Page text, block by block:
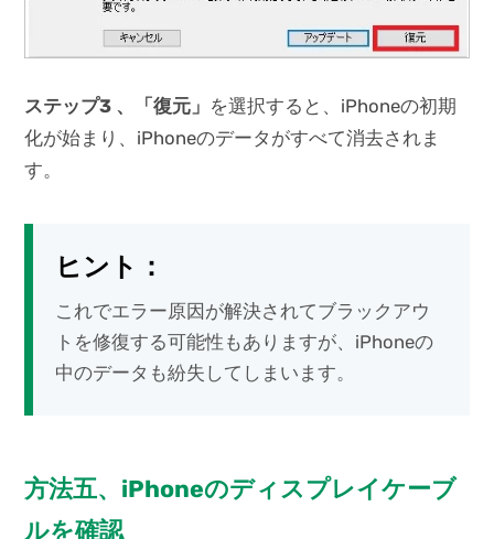
ステップ3 、「復元」 を選択すると、iPhoneの初期
化が始まり、iPhoneのデータがすべて消去されま
す。
ヒント：
これでエラー原因が解決されてブラックアウ
トを修復する可能性もありますが、iPhoneの
中のデータも紛失してしまいます。
方法五、iPhoneのディスプレイケーブ
ルを確認